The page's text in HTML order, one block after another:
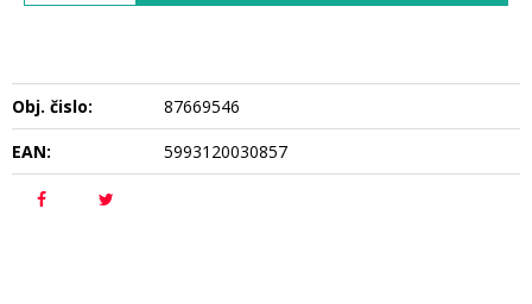
Obj. čislo:
87669546
EAN:
5993120030857